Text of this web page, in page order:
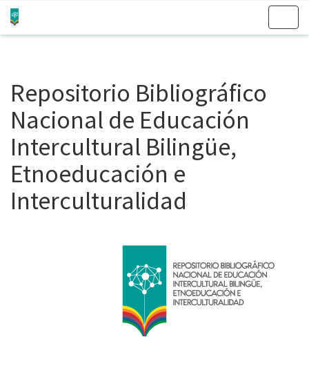
Repositorio Bibliográfico
Nacional de Educación
Intercultural Bilingüe,
Etnoeducación e
Interculturalidad